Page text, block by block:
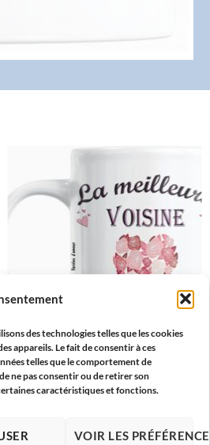
des technologies telles que les cookies
appareils. Le fait de consentir à ces
telles que le comportement de
ne pas consentir ou de retirer son
caractéristiques et fonctions.
VOIR LES PRÉFÉRENCES
LISTE
D’ENVIES
Cadeau Voisine Anniversaire Noël – La
Meilleure Voisine du Monde Entier – Mug
Original avec Message Unique